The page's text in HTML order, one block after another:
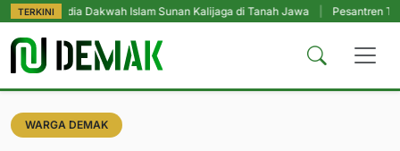
TERKINI
Dakwah Islam Sunan Kalijaga di Tanah Jawa | Pesantren Tetap
WARGA DEMAK